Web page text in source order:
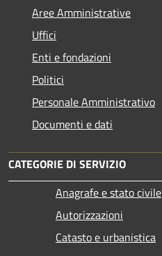
Aree Amministrative
Uffici
Enti e fondazioni
Politici
Personale Amministrativo
Documenti e dati
CATEGORIE DI SERVIZIO
Anagrafe e stato civile
Autorizzazioni
Catasto e urbanistica